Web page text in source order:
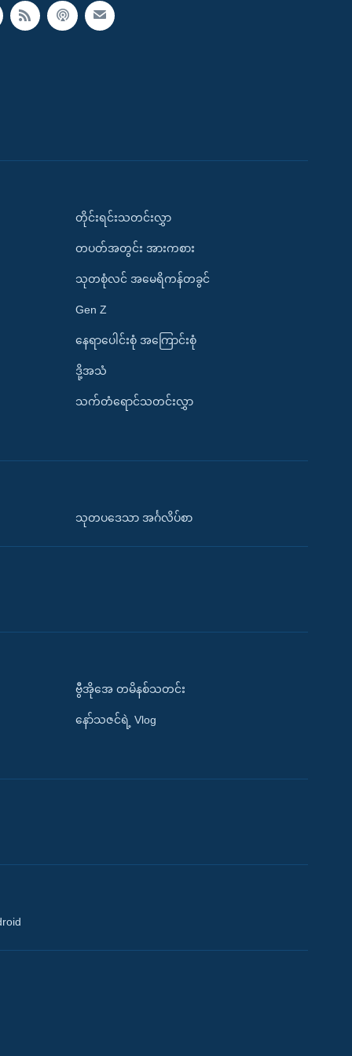
တိုင်းရင်းသတင်းလွှာ
တပတ်အတွင်း အားကစား
သုတစုံလင် အမေရိကန်တခွင်
Gen Z
နေရာပေါင်းစုံ အကြောင်းစုံ
ဒို့အသံ
သက်တံရောင်သတင်းလွှာ
သုတပဒေသာ အင်္ဂလိပ်စာ
ဗွီအိုအေ တမိနစ်သတင်း
နော်သဇင်ရဲ့ Vlog